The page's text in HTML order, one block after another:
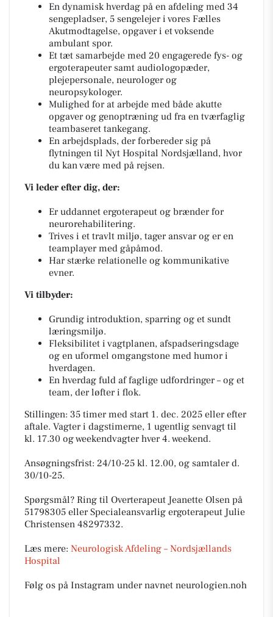
En dynamisk hverdag på en afdeling med 34
sengepladser, 5 sengelejer i vores Fælles
Akutmodtagelse, opgaver i et voksende
ambulant spor.
Et tæt samarbejde med 20 engagerede fys- og
ergoterapeuter samt audiologopæder,
plejepersonale, neurologer og
neuropsykologer.
Mulighed for at arbejde med både akutte
opgaver og genoptræning ud fra en tværfaglig
teambaseret tankegang.
En arbejdsplads, der forbereder sig på
flytningen til Nyt Hospital Nordsjælland, hvor
du kan være med på rejsen.
Vi leder efter dig, der:
Er uddannet ergoterapeut og brænder for
neurorehabilitering.
Trives i et travlt miljø, tager ansvar og er en
teamplayer med gåpåmod.
Har stærke relationelle og kommunikative
evner.
Vi tilbyder:
Grundig introduktion, sparring og et sundt
læringsmiljø.
Fleksibilitet i vagtplanen, afspadseringsdage
og en uformel omgangstone med humor i
hverdagen.
En hverdag fuld af faglige udfordringer – og et
team, der løfter i flok.
Stillingen: 35 timer med start 1. dec. 2025 eller efter
aftale. Vagter i dagstimerne, 1 ugentlig senvagt til
kl. 17.30 og weekendvagter hver 4. weekend.
Ansøgningsfrist: 24/10-25 kl. 12.00, og samtaler d.
30/10-25.
Spørgsmål? Ring til Overterapeut Jeanette Olsen på
51798305 eller Specialeansvarlig ergoterapeut Julie
Christensen 48297332.
Læs mere: Neurologisk Afdeling – Nordsjællands
Hospital
Følg os på Instagram under navnet neurologien.noh